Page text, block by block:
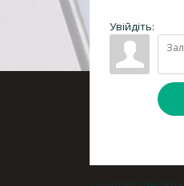
Увійдіть: